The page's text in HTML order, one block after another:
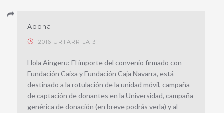
Adona
2016 URTARRILA 3
Hola Aingeru: El importe del convenio firmado con
Fundación Caixa y Fundación Caja Navarra, está
destinado a la rotulación de la unidad móvil, campaña
de captación de donantes en la Universidad, campaña
genérica de donación (en breve podrás verla) y al